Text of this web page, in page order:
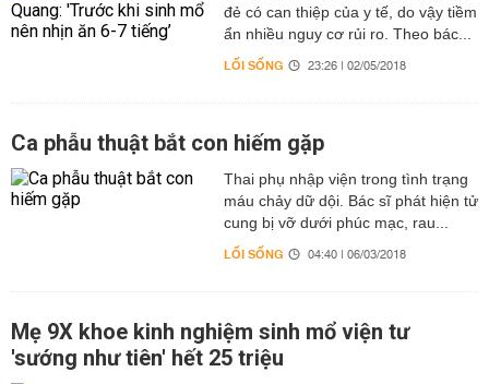
đẻ có can thiệp của y tế, do vậy tiềm
ẩn nhiều nguy cơ rủi ro. Theo bác...
LỐI SỐNG 23:26 | 02/05/2018
Ca phẫu thuật bắt con hiếm gặp
Thai phụ nhập viện trong tình trạng
máu chảy dữ dội. Bác sĩ phát hiện tử
cung bị vỡ dưới phúc mạc, rau...
LỐI SỐNG 04:40 | 06/03/2018
Mẹ 9X khoe kinh nghiệm sinh mổ viện tư
'sướng như tiên' hết 25 triệu